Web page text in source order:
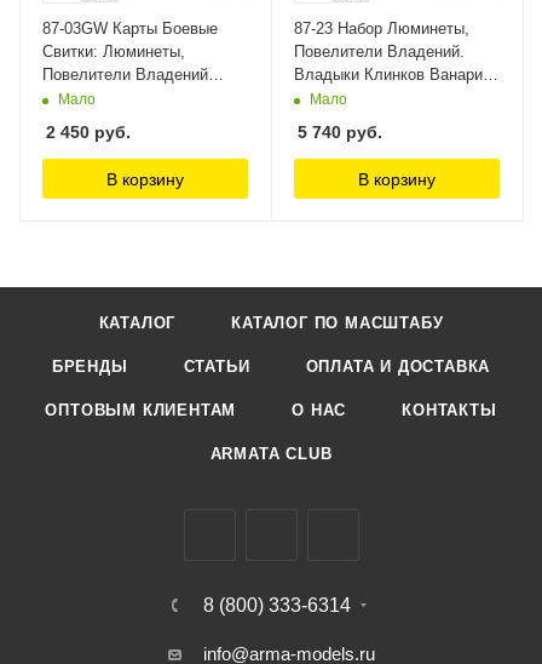
87-03GW Карты Боевые
Свитки: Люминеты,
Повелители Владений
(Warscroll Cards: Lumineth
Workshop
Мало
2 450 руб.
В корзину
87-23 Набор Люминеты,
Повелители Владений.
Владыки Клинков Ванари
(Lumineth Realm-Lords
Workshop
Мало
5 740 руб.
В корзину
КАТАЛОГ КАТАЛОГ ПО МАСШТАБУ
БРЕНДЫ СТАТЬИ ОПЛАТА И ДОСТАВКА
ОПТОВЫМ КЛИЕНТАМ О НАС КОНТАКТЫ
ARMATA CLUB
8 (800) 333-6314
info@arma-models.ru